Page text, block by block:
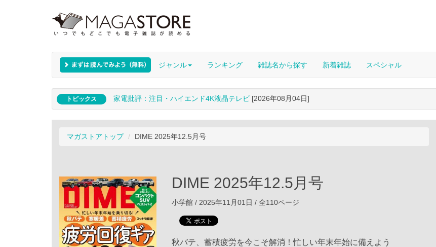
ジャンル ランキング 雑誌名から探す 新着雑誌 スペシャル
トピックス 家電批評：注目・ハイエンド4K液晶テレビ [2026年08月04日]
マガストアトップ DIME 2025年12.5月号
DIME 2025年12.5月号
小学館 / 2025年11月01日 / 全110ページ
秋バテ、蓄積疲労を今こそ解消！忙しい年末年始に備えよう